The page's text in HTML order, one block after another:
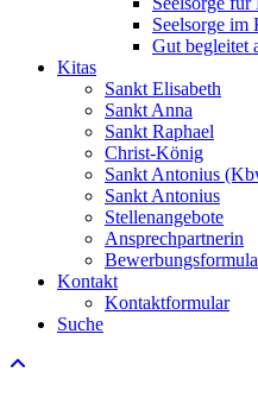
Seelsorge im
Gut begleitet
Kitas
Sankt Elisabeth
Sankt Anna
Sankt Raphael
Christ-König
Sankt Antonius
Sankt Antonius
Stellenangebote
Ansprechpartnerin
Kontakt
Kontaktformular
Suche